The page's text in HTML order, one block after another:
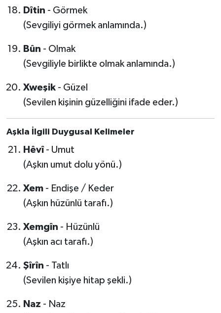
Dîtin - Görmek
(Sevgiliyi görmek anlamında.)
Bûn - Olmak
(Sevgiliyle birlikte olmak anlamında.)
Xweşik- Güzel
(Sevilen kişinin güzelliğini ifade eder.)
Aşkla İlgili Duygusal Kelimeler
Hêvî- Umut
(Aşkın umut dolu yönü.)
Xem- Endişe / Keder
(Aşkın hüzünlü tarafı.)
Xemgîn - Hüzünlü
(Aşkın acı tarafı.)
Şîrîn - Tatlı
(Sevilen kişiye hitap şekli.)
Naz - Naz